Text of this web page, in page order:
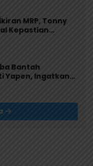
MRP, Tonny
Kepastian
Bantah
Yapen, Ingatkan